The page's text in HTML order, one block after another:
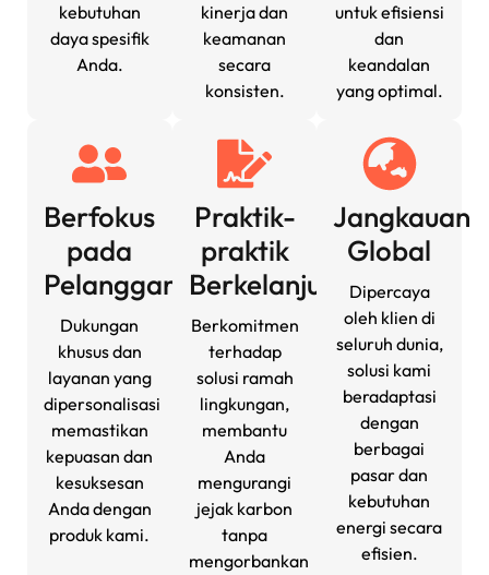
kebutuhan
daya spesifik
Anda.
kinerja dan
keamanan
secara
konsisten.
untuk efisiensi
dan
keandalan
yang optimal.
Berfokus
pada
Pelanggan
Dukungan
khusus dan
layanan yang
dipersonalisasi
memastikan
kepuasan dan
kesuksesan
Anda dengan
produk kami.
Praktik-
praktik
Berkelanjutan
Berkomitmen
terhadap
solusi ramah
lingkungan,
membantu
Anda
mengurangi
jejak karbon
tanpa
mengorbankan
Jangkauan
Global
Dipercaya
oleh klien di
seluruh dunia,
solusi kami
beradaptasi
dengan
berbagai
pasar dan
kebutuhan
energi secara
efisien.